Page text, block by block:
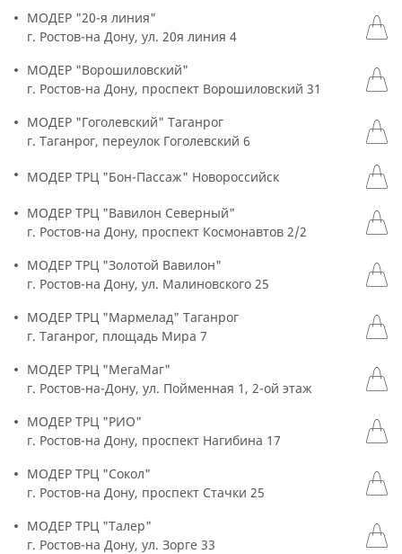
МОДЕР "20-я линия"
г. Ростов-на Дону, ул. 20я линия 4
МОДЕР "Ворошиловский"
г. Ростов-на Дону, проспект Ворошиловский 31
МОДЕР "Гоголевский" Таганрог
г. Таганрог, переулок Гоголевский 6
МОДЕР ТРЦ "Бон-Пассаж" Новороссийск
МОДЕР ТРЦ "Вавилон Северный"
г. Ростов-на Дону, проспект Космонавтов 2/2
МОДЕР ТРЦ "Золотой Вавилон"
г. Ростов-на Дону, ул. Малиновского 25
МОДЕР ТРЦ "Мармелад" Таганрог
г. Таганрог, площадь Мира 7
МОДЕР ТРЦ "МегаМаг"
г. Ростов-на-Дону, ул. Пойменная 1, 2-ой этаж
МОДЕР ТРЦ "РИО"
г. Ростов-на Дону, проспект Нагибина 17
МОДЕР ТРЦ "Сокол"
г. Ростов-на Дону, проспект Стачки 25
МОДЕР ТРЦ "Талер"
г. Ростов-на Дону, ул. Зорге 33